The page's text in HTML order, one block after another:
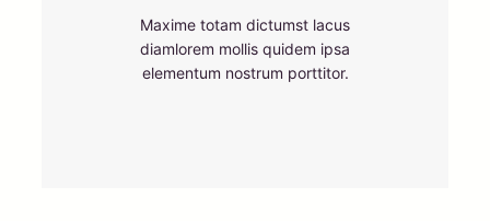
Maxime totam dictumst lacus
diamlorem mollis quidem ipsa
elementum nostrum porttitor.